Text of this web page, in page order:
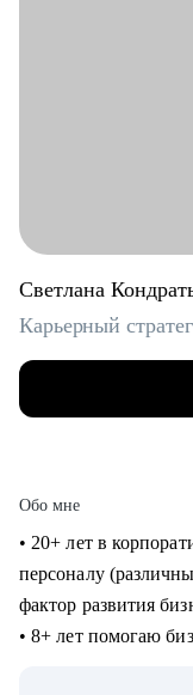
Светлана
Карьерный
Обо мне
• 20+ лет в
персоналу
фактор развития
• 8+ лет помогаю